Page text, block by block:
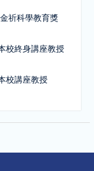
祈科學教育獎
校終身講座教授
校講座教授